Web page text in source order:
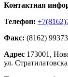
Контактная
Телефон:
Факс: (8162)
Адрес 173001,
ул.